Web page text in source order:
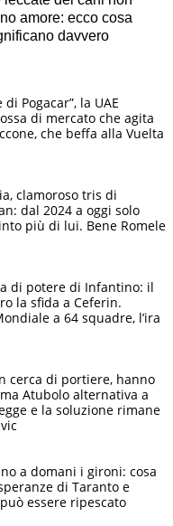
di Pogacar”, la UAE
di mercato che agita
che beffa alla Vuelta
clamoroso tris di
dal 2024 a oggi solo
più di lui. Bene Romele
di potere di Infantino: il
la sfida a Ceferin.
a 64 squadre, l’ira
cerca di portiere, hanno
Atubolo alternativa a
e la soluzione rimane
a domani i gironi: cosa
di Taranto e
essere ripescato